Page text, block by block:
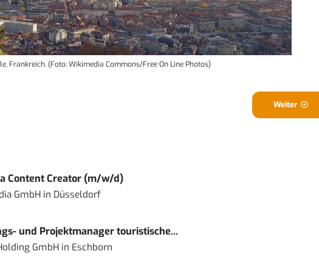
Frankreich. (Foto: Wikimedia Commons/Free On Line Photos)
Weiter
Content Creator (m/w/d)
GmbHin Düsseldorf
und Projektmanager touristische...
GmbHin Eschborn